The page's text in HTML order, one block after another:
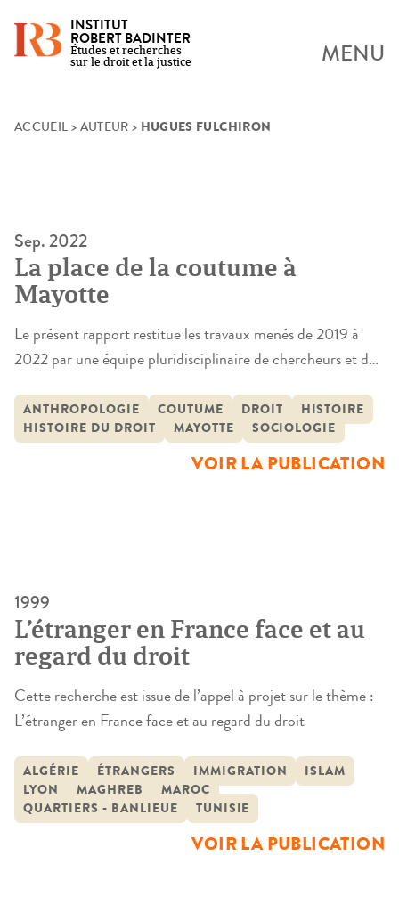
Skip
INSTITUT
ROBERT BADINTER
Études et recherches
sur le droit et la justice
MENU
ACCUEIL > AUTEUR > HUGUES FULCHIRON
Sep. 2022
La place de la coutume à
Mayotte
Le présent rapport restitue les travaux menés de 2019 à
2022 par une équipe pluridisciplinaire de chercheurs et de
historiens), à partir de l’article 75 de la Constitution qui
permet aux Mahorais, en théorie, d’être régis par la
coutume pour toutes les questions relevant de leur statut
ANTHROPOLOGIE COUTUME DROIT
HISTOIRE
HISTOIRE DU DROIT
MAYOTTE SOCIOLOGIE
VOIR LA PUBLICATION
1999
L’étranger en France face et au
regard du droit
Cette recherche est issue de l’appel à projet sur le thème :
L’étranger en France face et au regard du droit
ALGÉRIE ÉTRANGERS IMMIGRATION
ISLAM
LYON
MAGHREB
MAROC
QUARTIERS - BANLIEUE
TUNISIE
VOIR LA PUBLICATION